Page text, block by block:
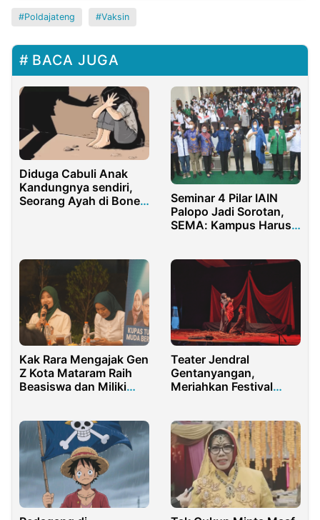
Poldajateng Vaksin
BACA JUGA
Diduga Cabuli Anak
Kandungnya sendiri,
Seorang Ayah di Bone
Seminar 4 Pilar IAIN
Palopo Jadi Sorotan,
SEMA: Kampus Harus
Kak Rara Mengajak Gen
Z Kota Mataram Raih
Beasiswa dan Miliki
Teater Jendral
Gentanyangan,
Meriahkan Festival